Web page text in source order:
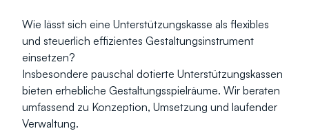
Wie lässt sich eine Unterstützungskasse als flexibles
und steuerlich effizientes Gestaltungsinstrument
einsetzen?
Insbesondere pauschal dotierte Unterstützungskassen
bieten erhebliche Gestaltungsspielräume. Wir beraten
umfassend zu Konzeption, Umsetzung und laufender
Verwaltung.